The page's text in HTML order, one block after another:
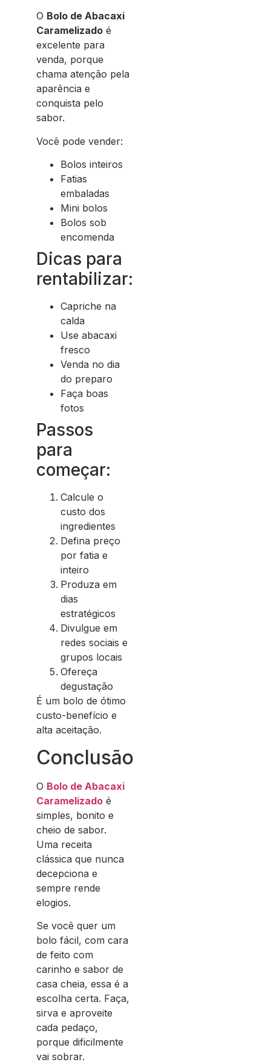
O Bolo de Abacaxi
Caramelizado é
excelente para
venda, porque
chama atenção pela
aparência e
conquista pelo
sabor.
Você pode vender:
Bolos inteiros
Fatias
embaladas
Mini bolos
Bolos sob
encomenda
Dicas para
rentabilizar:
Capriche na
calda
Use abacaxi
fresco
Venda no dia
do preparo
Faça boas
fotos
Passos
para
começar:
Calcule o
custo dos
ingredientes
Defina preço
por fatia e
inteiro
Produza em
dias
estratégicos
Divulgue em
redes sociais e
grupos locais
Ofereça
degustação
É um bolo de ótimo
custo-benefício e
alta aceitação.
Conclusão
O Bolo de Abacaxi
Caramelizado é
simples, bonito e
cheio de sabor.
Uma receita
clássica que nunca
decepciona e
sempre rende
elogios.
Se você quer um
bolo fácil, com cara
de feito com
carinho e sabor de
casa cheia, essa é a
escolha certa. Faça,
sirva e aproveite
cada pedaço,
porque dificilmente
vai sobrar.